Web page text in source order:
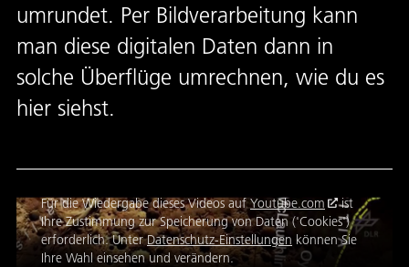
umrundet. Per Bildverarbeitung kann
man diese digitalen Daten dann in
solche Überflüge umrechnen, wie du es
hier siehst.
Für die Wiedergabe dieses Videos aufYoutube.com
ist
Ihre Zustimmung zur Speicherung von Daten ('Cookies')
erforderlich. UnterDatenschutz-Einstellungen können Sie
Ihre Wahl einsehen und verändern.